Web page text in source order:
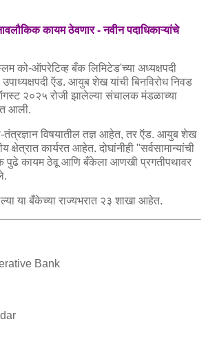
कायम ठेवणार - नवीन पदाधिकाऱ्यांचे
को-ऑपरेटिव्ह बँक लिमिटेड'च्या अध्यक्षपदी
उपाध्यक्षपदी ऍड. आयुब शेख यांची बिनविरोध निवड
२०२५ रोजी झालेल्या संचालक मंडळाच्या
आली.
तंत्रज्ञान विषयातील तज्ञ आहेत, तर ऍड. आयुब शेख
कार्यरत आहेत. दोघांनीही "सर्वसामान्यांची
पुढे कायम ठेवू आणि बँकेला आणखी प्रगतीपथावर
या बँकेच्या राज्यभरात २३ शाखा आहेत.
Bank